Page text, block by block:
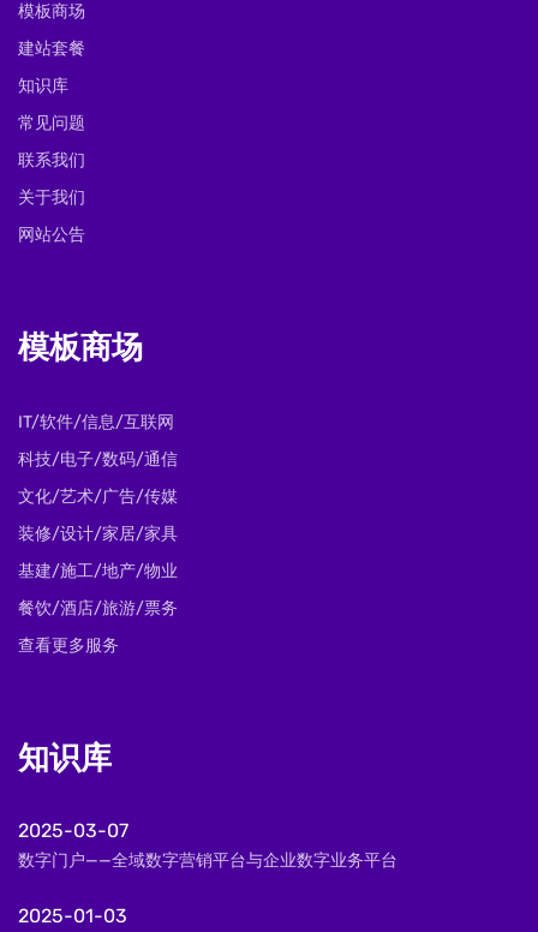
模板商场
建站套餐
知识库
常见问题
联系我们
关于我们
网站公告
模板商场
IT/软件/信息/互联网
科技/电子/数码/通信
文化/艺术/广告/传媒
装修/设计/家居/家具
基建/施工/地产/物业
餐饮/酒店/旅游/票务
查看更多服务
知识库
2025-03-07
数字门户——全域数字营销平台与企业数字业务平台
2025-01-03